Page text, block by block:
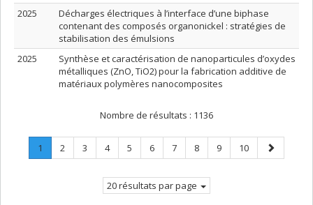
2025
Décharges électriques à l’interface d’une biphase
contenant des composés organonickel : stratégies de
stabilisation des émulsions
2025
Synthèse et caractérisation de nanoparticules d’oxydes
métalliques (ZnO, TiO2) pour la fabrication additive de
matériaux polymères nanocomposites
Nombre de résultats : 1136
Page
1
Page
Page
2 Page
3 Page
4 Page
5 Page
6 Page
7 Page
8 Page
9 Page
10
Page
suivante
20 résultats par page